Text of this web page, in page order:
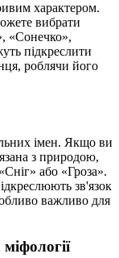
характером.
вибрати
«Сонечко»,
підкреслити
роблячи його
імен. Якщо ви
з природою,
або «Гроза».
зв'язок
важливо для